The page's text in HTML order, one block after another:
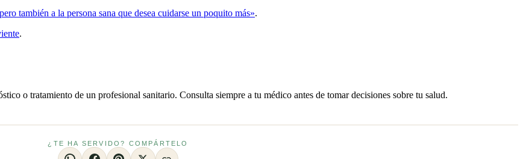
también a la persona sana que desea cuidarse un poquito más».
.
o tratamiento de un profesional sanitario. Consulta siempre a tu médico antes de tomar decisiones sobre tu salud.
¿TE HA SERVIDO? COMPÁRTELO